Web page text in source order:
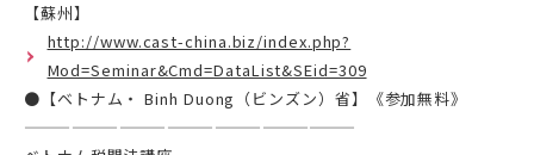
【蘇州】
http://www.cast-china.biz/index.php?
Mod=Seminar&Cmd=DataList&SEid=309
●【ベトナム・ Binh Duong（ビンズン）省】《参加無料》
—————————————————————